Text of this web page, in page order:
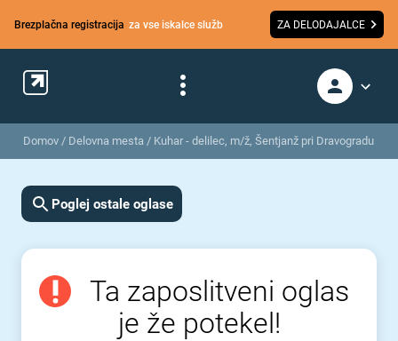
Brezplačna registracija za vse iskalce služb ZA DELODAJALCE
Domov / Delovna mesta / Kuhar - delilec, m/ž, Šentjanž pri Dravogradu
Poglej ostale oglase
Ta zaposlitveni oglas
je že potekel!